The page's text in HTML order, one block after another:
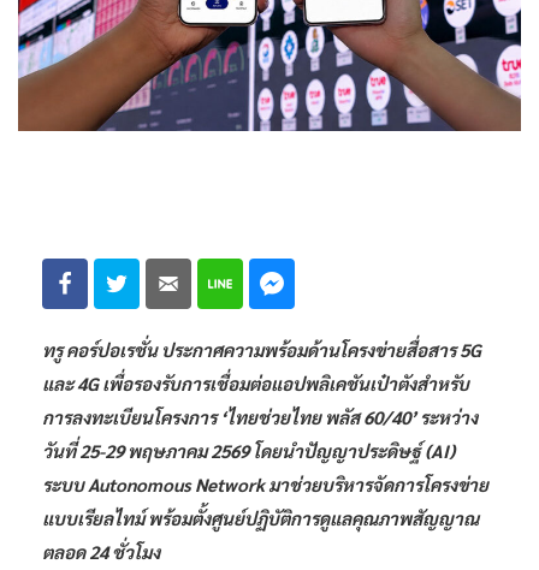
ทรู คอร์ปอเรชั่น ประกาศความพร้อมด้านโครงข่ายสื่อสาร 5G
และ 4G เพื่อรองรับการเชื่อมต่อแอปพลิเคชันเป๋าตังสำหรับ
การลงทะเบียนโครงการ ‘ไทยช่วยไทย พลัส 60/40’ ระหว่าง
วันที่ 25-29 พฤษภาคม 2569 โดยนำปัญญาประดิษฐ์ (AI)
ระบบ Autonomous Network มาช่วยบริหารจัดการโครงข่าย
แบบเรียลไทม์ พร้อมตั้งศูนย์ปฏิบัติการดูแลคุณภาพสัญญาณ
ตลอด 24 ชั่วโมง